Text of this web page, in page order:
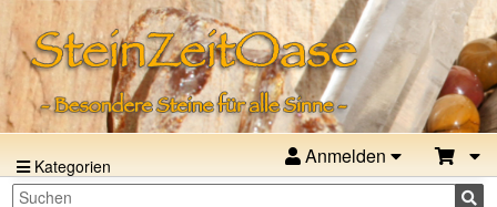
Kategorien Anmelden